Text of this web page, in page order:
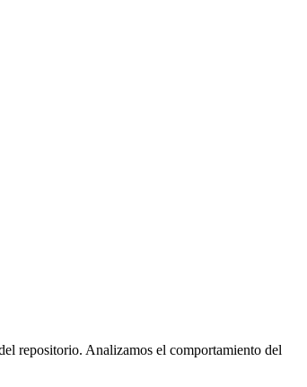
repositorio. Analizamos el comportamiento del